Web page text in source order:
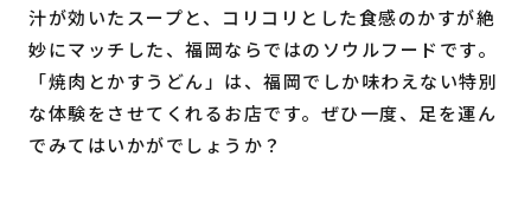
汁が効いたスープと、コリコリとした食感のかすが絶
妙にマッチした、福岡ならではのソウルフードです。
「焼肉とかすうどん」は、福岡でしか味わえない特別
な体験をさせてくれるお店です。ぜひ一度、足を運ん
でみてはいかがでしょうか？